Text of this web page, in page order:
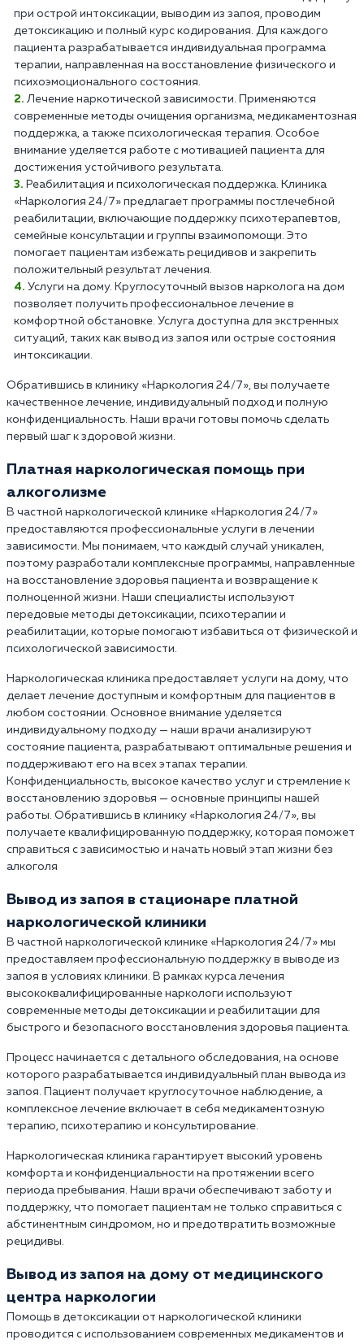
при острой интоксикации, выводим из запоя, проводим
детоксикацию и полный курс кодирования. Для каждого
пациента разрабатывается индивидуальная программа
терапии, направленная на восстановление физического и
психоэмоционального состояния.
Лечение наркотической зависимости. Применяются
современные методы очищения организма, медикаментозная
поддержка, а также психологическая терапия. Особое
внимание уделяется работе с мотивацией пациента для
достижения устойчивого результата.
Реабилитация и психологическая поддержка. Клиника
«Наркология 24/7» предлагает программы постлечебной
реабилитации, включающие поддержку психотерапевтов,
семейные консультации и группы взаимопомощи. Это
помогает пациентам избежать рецидивов и закрепить
положительный результат лечения.
Услуги на дому. Круглосуточный вызов нарколога на дом
позволяет получить профессиональное лечение в
комфортной обстановке. Услуга доступна для экстренных
ситуаций, таких как вывод из запоя или острые состояния
интоксикации.
Обратившись в клинику «Наркология 24/7», вы получаете
качественное лечение, индивидуальный подход и полную
конфиденциальность. Наши врачи готовы помочь сделать
первый шаг к здоровой жизни.
Платная наркологическая помощь при
алкоголизме
В частной наркологической клинике «Наркология 24/7»
предоставляются профессиональные услуги в лечении
зависимости. Мы понимаем, что каждый случай уникален,
поэтому разработали комплексные программы, направленные
на восстановление здоровья пациента и возвращение к
полноценной жизни. Наши специалисты используют
передовые методы детоксикации, психотерапии и
реабилитации, которые помогают избавиться от физической и
психологической зависимости.
Наркологическая клиника предоставляет услуги на дому, что
делает лечение доступным и комфортным для пациентов в
любом состоянии. Основное внимание уделяется
индивидуальному подходу — наши врачи анализируют
состояние пациента, разрабатывают оптимальные решения и
поддерживают его на всех этапах терапии.
Конфиденциальность, высокое качество услуг и стремление к
восстановлению здоровья — основные принципы нашей
работы. Обратившись в клинику «Наркология 24/7», вы
получаете квалифицированную поддержку, которая поможет
справиться с зависимостью и начать новый этап жизни без
алкоголя
Вывод из запоя в стационаре платной
наркологической клиники
В частной наркологической клинике «Наркология 24/7» мы
предоставляем профессиональную поддержку в выводе из
запоя в условиях клиники. В рамках курса лечения
высококвалифицированные наркологи используют
современные методы детоксикации и реабилитации для
быстрого и безопасного восстановления здоровья пациента.
Процесс начинается с детального обследования, на основе
которого разрабатывается индивидуальный план вывода из
запоя. Пациент получает круглосуточное наблюдение, а
комплексное лечение включает в себя медикаментозную
терапию, психотерапию и консультирование.
Наркологическая клиника гарантирует высокий уровень
комфорта и конфиденциальности на протяжении всего
периода пребывания. Наши врачи обеспечивают заботу и
поддержку, что помогает пациентам не только справиться с
абстинентным синдромом, но и предотвратить возможные
рецидивы.
Вывод из запоя на дому от медицинского
центра наркологии
Помощь в детоксикации от наркологической клиники
проводится с использованием современных медикаментов и